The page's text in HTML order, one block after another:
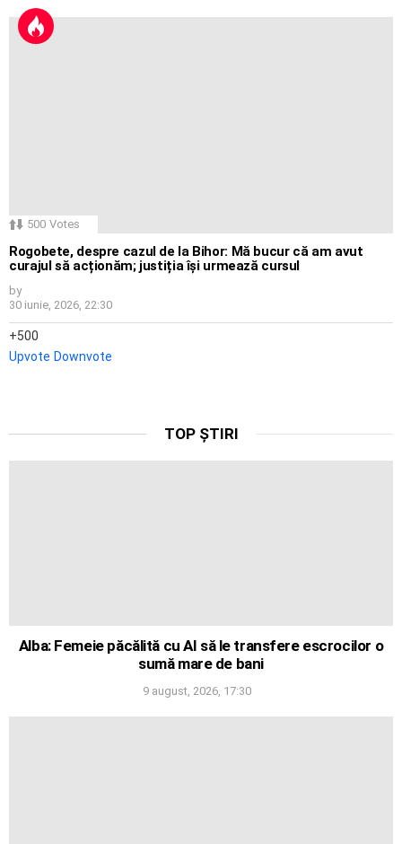
500 Votes
Rogobete, despre cazul de la Bihor: Mă bucur că am avut
curajul să acționăm; justiția își urmează cursul
by
30 iunie, 2026, 22:30
500
Upvote Downvote
TOP ȘTIRI
Alba: Femeie păcălită cu AI să le transfere escrocilor o
sumă mare de bani
9 august, 2026, 17:30